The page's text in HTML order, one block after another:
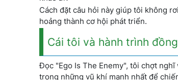
Cách đặt câu hỏi này giúp tôi không
hoảng thành cơ hội phát triển.
Cái tôi và hành trình
Đọc "Ego Is The Enemy", tôi chợt
trong những vũ khí mạnh nhất để